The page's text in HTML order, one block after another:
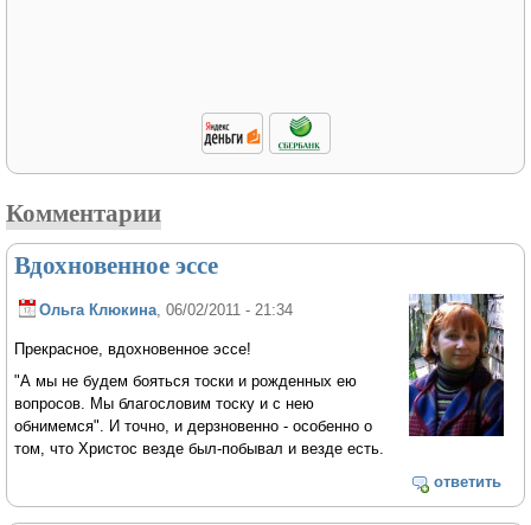
Комментарии
Вдохновенное эссе
Ольга Клюкина, 06/02/2011 - 21:34
Прекрасное, вдохновенное эссе!
"А мы не будем бояться тоски и рожденных ею
вопросов. Мы благословим тоску и с нею
обнимемся". И точно, и дерзновенно - особенно о
том, что Христос везде был-побывал и везде есть.
ответить